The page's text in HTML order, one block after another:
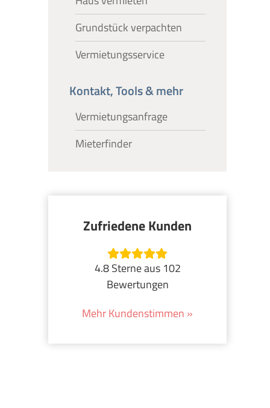
Grundstück verpachten
Vermietungsservice
Kontakt, Tools & mehr​
Vermietungsanfrage
Mieterfinder
Zufriedene Kunden
4.8 Sterne aus 102
Bewertungen
Mehr Kundenstimmen »